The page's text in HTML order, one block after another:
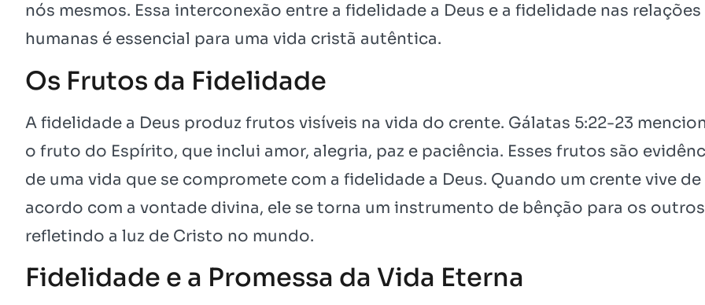
nós mesmos. Essa interconexão entre a fidelidade a Deus e a fidelidade nas relações
humanas é essencial para uma vida cristã autêntica.
Os Frutos da Fidelidade
A fidelidade a Deus produz frutos visíveis na vida do crente. Gálatas 5:22-23
o fruto do Espírito, que inclui amor, alegria, paz e paciência. Esses frutos são
de uma vida que se compromete com a fidelidade a Deus. Quando um crente vive de
acordo com a vontade divina, ele se torna um instrumento de bênção para os
refletindo a luz de Cristo no mundo.
Fidelidade e a Promessa da Vida Eterna